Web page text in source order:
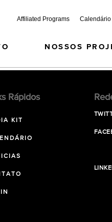
Affiliated Programs Calendário
NOSSOS
Rápidos
KIT